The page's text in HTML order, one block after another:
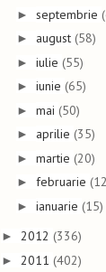
► septembrie
► august (58)
► iulie (55)
► iunie (65)
► mai (50)
► aprilie (35)
► martie (20)
► februarie
► ianuarie (15)
► 2012 (336)
► 2011 (402)